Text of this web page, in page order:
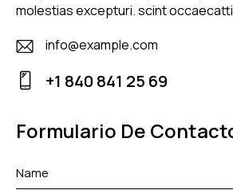
molestias excepturi. scint
E-
m
:
info@example.com
on
+1 840 841 25 69
Formulario De